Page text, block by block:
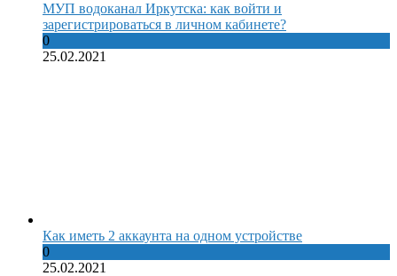
МУП водоканал Иркутска: как войти и
зарегистрироваться в личном кабинете?
0
25.02.2021
Как иметь 2 аккаунта на одном устройстве
0
25.02.2021